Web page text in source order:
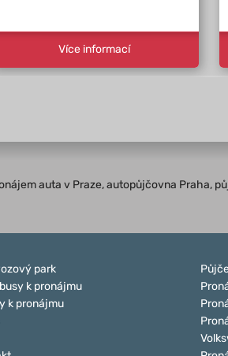
Více informací
auta v Praze, autopůjčovna Praha,
park
k pronájmu
k pronájmu